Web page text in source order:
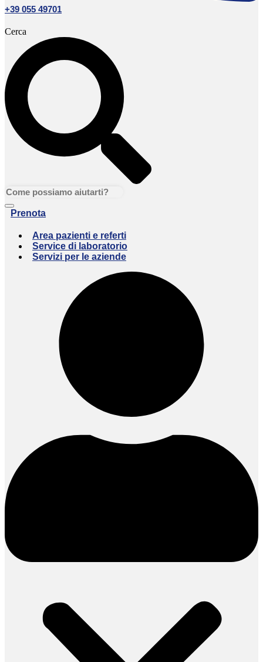
+39 055 49701
Cerca
Prenota
Area pazienti e referti
Service di laboratorio
Servizi per le aziende